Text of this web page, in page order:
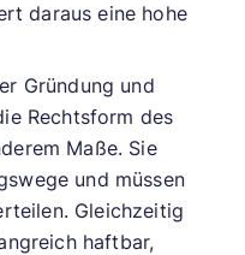
daraus eine hohe
Gründung und
Rechtsform des
Maße. Sie
und müssen
Gleichzeitig
haftbar,